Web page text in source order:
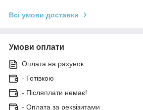
Всі умови доставки
Умови оплати
Оплата на рахунок
- Готівкою
- Післяплати немає!
- Оплата за реквізитами